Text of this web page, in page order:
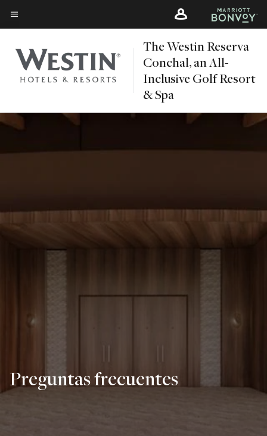
content
Skip
to
content
Texto del menú
The Westin Reserva
Conchal, an All-
Inclusive Golf Resort
& Spa
Preguntas frecuentes